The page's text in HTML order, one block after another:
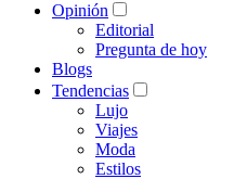
Opinión
Editorial
Pregunta de hoy
Blogs
Tendencias
Lujo
Viajes
Moda
Estilos